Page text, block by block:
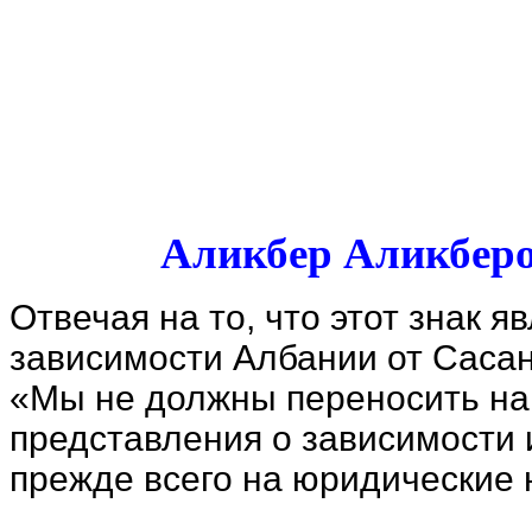
Аликбер
Отвечая на то, что этот знак
зависимости Албании от
«Мы не должны переносить
представления о
прежде всего на